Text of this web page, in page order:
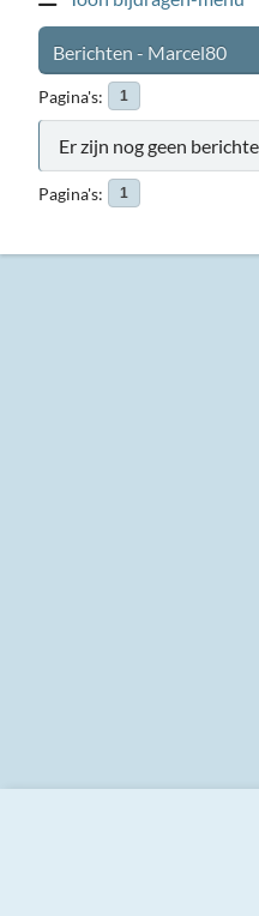
Berichten - Marcel80
Pagina's 1
Er zijn nog geen
Pagina's 1